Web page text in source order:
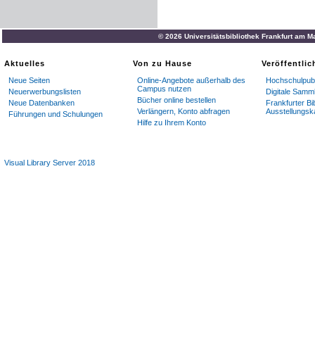
© 2026 Universitätsbibliothek Frankfurt am
Aktuelles
Neue Seiten
Neuerwerbungslisten
Neue Datenbanken
Führungen und Schulungen
Von zu Hause
Online-Angebote außerhalb des
Campus nutzen
Bücher online bestellen
Verlängern, Konto abfragen
Hilfe zu Ihrem Konto
Digitale
Frankfurter
Visual Library Server 2018